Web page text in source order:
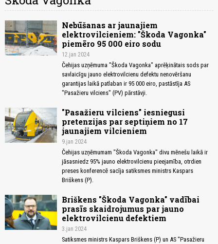
Nebūšanas ar jaunajiem
elektrovilcieniem: "Škoda Vagonka"
piemēro 95 000 eiro sodu
12.jan 2024
Čehijas uzņēmuma "Škoda Vagonka" aprēķinātais sods par
savlaicīgu jauno elektrovilcienu defektu nenovēršanu
garantijas laikā patlaban ir 95 000 eiro, pastāstīja AS
"Pasažieru vilciens" (PV) pārstāvji.
"Pasažieru vilciens" iesniegusi
pretenzijas par septiņiem no 17
jaunajiem vilcieniem
9.jan 2024
Čehijas uzņēmumam "Škoda Vagonka" divu mēnešu laikā ir
jāsasniedz 95% jauno elektrovilcienu pieejamība, otrdien
preses konferencē sacīja satiksmes ministrs Kaspars
Briškens (P).
Briškens "Škoda Vagonka" vadībai
prasīs skaidrojumus par jauno
elektrovilcienu defektiem
3.jan 2024
Satiksmes ministrs Kaspars Briškens (P) un AS "Pasažieru